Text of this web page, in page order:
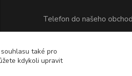
Telefon do našeho
také pro
kdykoli upravit